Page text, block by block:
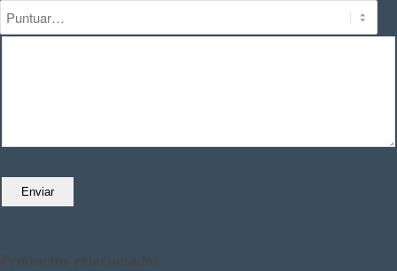
Productos relacionados